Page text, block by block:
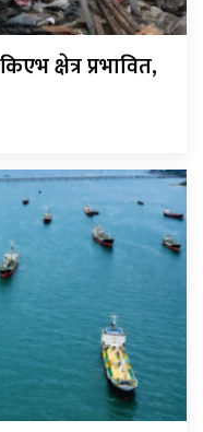
क्षेत्र प्रभावित,